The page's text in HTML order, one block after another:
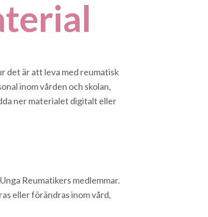
det är att leva med reumatisk
inom vården och skolan,
ner materialet digitalt eller
Reumatikers medlemmar.
eller förändras inom vård,